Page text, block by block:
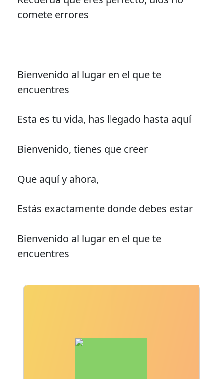
comete errores
Bienvenido al lugar en el que te
encuentres
Esta es tu vida, has llegado hasta aquí
Bienvenido, tienes que creer
Que aquí y ahora,
Estás exactamente donde debes estar
Bienvenido al lugar en el que te
encuentres